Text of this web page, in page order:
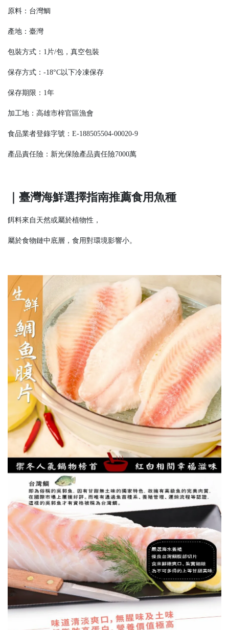
原料：台灣鯛
產地：臺灣
包裝方式：1片/包，真空包裝
保存方式：-18°C以下冷凍保存
保存期限：1年
加工地：高雄市梓官區漁會
食品業者登錄字號：E-188505504-00020-9
產品責任險：新光保險產品責任險7000萬
｜臺灣海鮮選擇指南推薦食用魚種
餌料來自天然或屬於植物性，
屬於食物鏈中底層，食用對環境影響小。